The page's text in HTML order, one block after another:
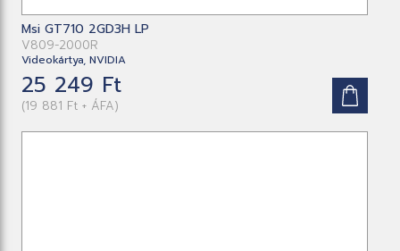
Msi GT710 2GD3H LP
V809-2000R
Videokártya, NVIDIA
25 249 Ft
(19 881 Ft + ÁFA)